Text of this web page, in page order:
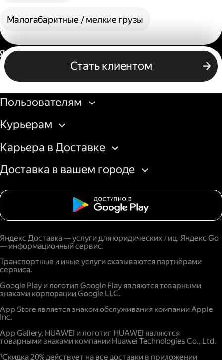
Малогабаритные / мелкие грузы
Стать клиентом
Россия
Бизнесу
Пользователям
Курьерам
Карьера в Доставке
Доставка в вашем городе
Яндекс Доставка — услуги для юридических лиц. Яндекс Go
— информационный сервис.
Транспортные и иные услуги оказываются партнёрами
сервиса.
Google Play и логотип Google Play являются товарными
знаками корпорации Google LLC.
App Store является знаком обслуживания компании Apple
Inc.
App Gallery, HUAWEI и логотип HUAWEI являются
товарными знаками компании Huawei Technologies Co., Ltd.
¹Скидка 20% действует на все доставки в приложении